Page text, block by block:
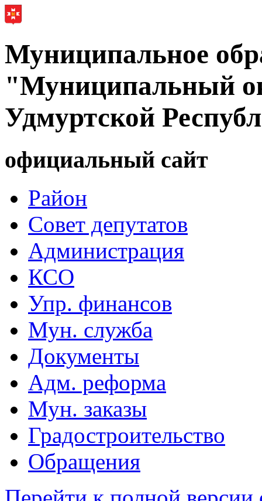
Муниципальное
"Муниципальный
Удмуртской
официальный сайт
Район
Совет депутатов
Администрация
КСО
Упр. финансов
Мун. служба
Документы
Адм. реформа
Мун. заказы
Градостроительство
Обращения